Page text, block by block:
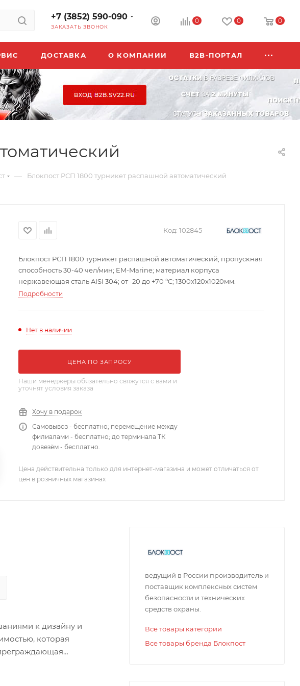
+7 (3852) 590-090
ЗАКАЗАТЬ ЗВОНОК
0 0 0
ДОСТАВКА О КОМПАНИИ B2B-ПОРТАЛ
— Блокпост РСП 1800 турникет распашной автоматический
Код: 102845
Блокпост РСП 1800 турникет распашной автоматический; пропускная
способность 30-40 чел/мин; EM-Marine; материал корпуса
нержавеющая сталь AISI 304; от -20 до +70 °C; 1300х120х1020мм.
Подробности
Нет в наличии
ЦЕНА ПО ЗАПРОСУ
Наши менеджеры обязательно свяжутся с вами и
уточнят условия заказа
Хочу в подарок
Самовывоз - бесплатно; перемещение между
филиалами - бесплатно; до терминала ТК
довезём - бесплатно.
Цена действительна только для интернет-магазина и может отличаться от
цен в розничных магазинах
к дизайну и
которая
ведущий в России производитель и
поставщик комплексных систем
безопасности и технических
средств охраны.
Все товары категории
Все товары бренда Блокпост